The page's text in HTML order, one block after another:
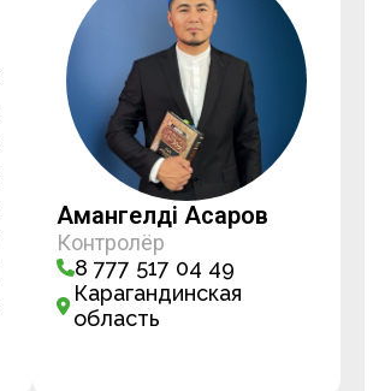
Амангелді Асқаров
Контролёр
8 777 517 04 49
Карагандинская
область